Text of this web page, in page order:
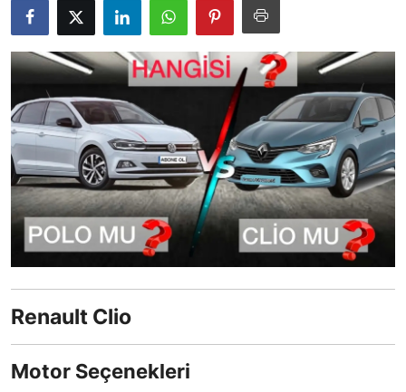
Paketler
Yağlar
Oto Bilgi
Renault Clio
Motor Seçenekleri